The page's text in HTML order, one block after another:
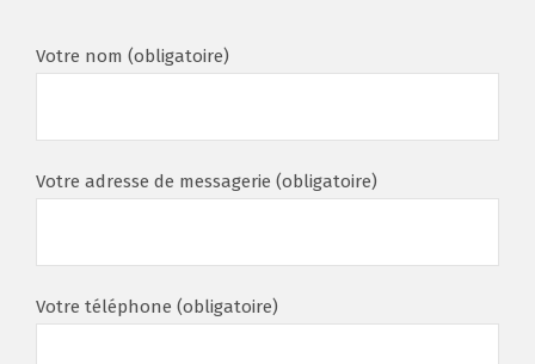
Votre nom (obligatoire)
Votre adresse de messagerie (obligatoire)
Votre téléphone (obligatoire)